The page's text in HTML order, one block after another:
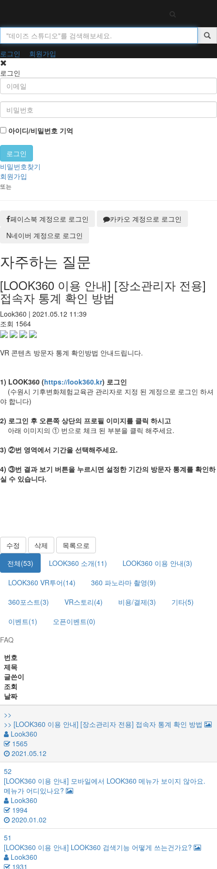
로그인
회원가입
로그인
아이디/비밀번호 기억
비밀번호찾기
회원가입
또는
페이스북 계정으로 로그인
카카오 계정으로 로그인
N네이버 계정으로 로그인
자주하는 질문
[LOOK360 이용 안내] [장소관리자 전용]
접속자 통계 확인 방법
Look360 | 2021.05.12 11:39
조회 1564
VR 콘텐츠 방문자 통계 확인방법 안내드립니다.
1) LOOK360 (https://look360.kr) 로그인
(수원시 기후변화체험교육관 관리자로 지정 된 계정으로 로그인 하셔
야 합니다)
2) 로그인 후 오른쪽 상단의 프로필 이미지를 클릭 하시고
아래 이미지의 ① 번으로 체크 된 부분을 클릭 해주세요.
3) ②번 영역에서 기간을 선택해주세요.
4) ③번 결과 보기 버튼을 누르시면 설정한 기간의 방문자 통계를 확인하
실 수 있습니다.
수정 삭제
목록으로
전체(53)
LOOK360 소개(11)
LOOK360 이용 안내(3)
LOOK360 VR투어(14)
360 파노라마 촬영(9)
360포스트(3)
VR스토리(4) 비용/결제(3)
기타(5)
이벤트(1)
오픈이벤트(0)
FAQ
번호
제목
글쓴이
조회
날짜
>>
>> [LOOK360 이용 안내] [장소관리자 전용] 접속자 통계 확인 방법
Look360
1565
2021.05.12
52
[LOOK360 이용 안내] 모바일에서 LOOK360 메뉴가 보이지 않아요.
메뉴가 어디있나요?
Look360
1994
2020.01.02
51
[LOOK360 이용 안내] LOOK360 검색기능 어떻게 쓰는건가요?
Look360
1931